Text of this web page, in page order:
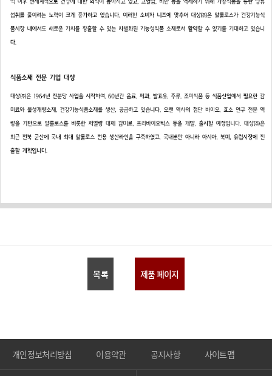
목록 제품 페이지
개인정보처리방침 이용약관 공지사항 사이트맵